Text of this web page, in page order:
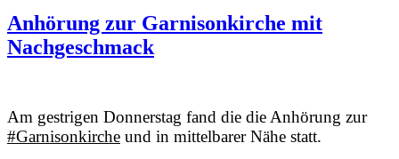
Anhörung zur Garnisonkirche mit
Nachgeschmack
Am gestrigen Donnerstag fand die die Anhörung zur
#Garnisonkirche und in mittelbarer Nähe statt.